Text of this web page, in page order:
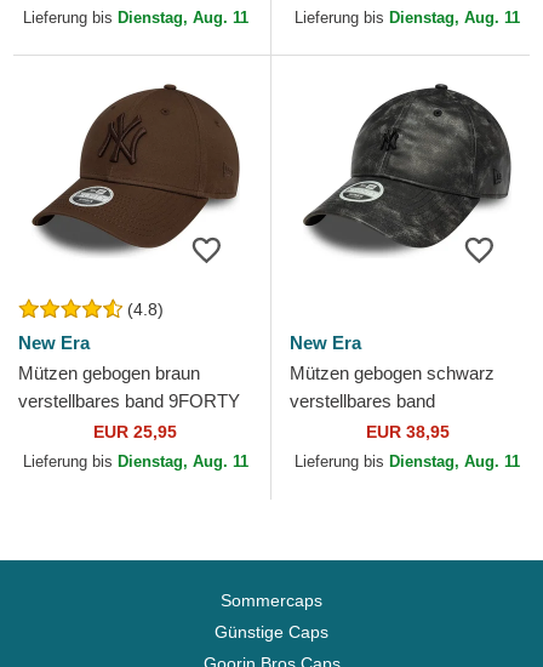
York Yankees MLB von New
Lieferung bis Dienstag, Aug. 11
York Yankees MLB von...
Lieferung bis Dienstag, Aug. 11
(4.8)
New Era
Mützen gebogen braun
verstellbares band 9FORTY
League Essential der New
York Yankees MLB von New
EUR 25,95
Lieferung bis Dienstag, Aug. 11
New Era
Mützen gebogen schwarz
verstellbares band
9TWENTY Worn PU der New
York Yankees MLB von New
EUR 38,95
Lieferung bis Dienstag, Aug. 11
Sommercaps
Günstige Caps